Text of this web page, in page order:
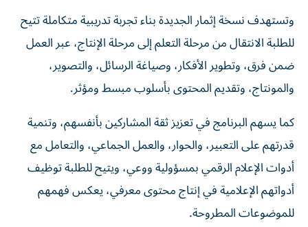
وتستهدف نسخة إثمار الجديدة بناء تجربة تدريبية متكاملة تتيح
للطلبة الانتقال من مرحلة التعلم إلى مرحلة الإنتاج، عبر العمل
ضمن فرق، وتطوير الأفكار، وصياغة الرسائل، والتصوير،
والمونتاج، وتقديم المحتوى بأسلوب مبسط ومؤثر.
كما يسهم البرنامج في تعزيز ثقة المشاركين بأنفسهم، وتنمية
قدرتهم على التعبير، والحوار، والعمل الجماعي، والتعامل مع
أدوات الإعلام الرقمي بمسؤولية ووعي، ويتيح للطلبة توظيف
أدواتهم الإعلامية في إنتاج محتوى معرفي، يعكس فهمهم
للموضوعات المطروحة.